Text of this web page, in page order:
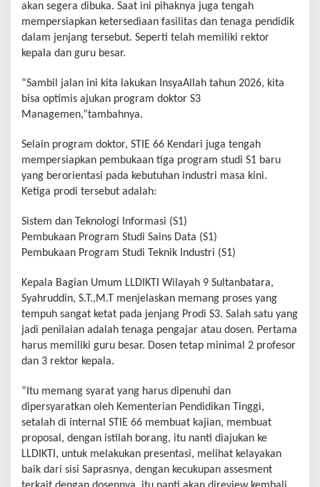
akan segera dibuka. Saat ini pihaknya juga tengah
mempersiapkan ketersediaan fasilitas dan tenaga pendidik
dalam jenjang tersebut. Seperti telah memiliki rektor
kepala dan guru besar.
“Sambil jalan ini kita lakukan InsyaAllah tahun 2026, kita
bisa optimis ajukan program doktor S3
Managemen,”tambahnya.
Selain program doktor, STIE 66 Kendari juga tengah
mempersiapkan pembukaan tiga program studi S1 baru
yang berorientasi pada kebutuhan industri masa kini.
Ketiga prodi tersebut adalah:
Sistem dan Teknologi Informasi (S1)
Pembukaan Program Studi Sains Data (S1)
Pembukaan Program Studi Teknik Industri (S1)
Kepala Bagian Umum LLDIKTI Wilayah 9 Sultanbatara,
Syahruddin, S.T.,M.T menjelaskan memang proses yang
tempuh sangat ketat pada jenjang Prodi S3. Salah satu yang
jadi penilaian adalah tenaga pengajar atau dosen. Pertama
harus memiliki guru besar. Dosen tetap minimal 2 profesor
dan 3 rektor kepala.
“Itu memang syarat yang harus dipenuhi dan
dipersyaratkan oleh Kementerian Pendidikan Tinggi,
setalah di internal STIE 66 membuat kajian, membuat
proposal, dengan istilah borang, itu nanti diajukan ke
LLDIKTI, untuk melakukan presentasi, melihat kelayakan
baik dari sisi Saprasnya, dengan kecukupan assesment